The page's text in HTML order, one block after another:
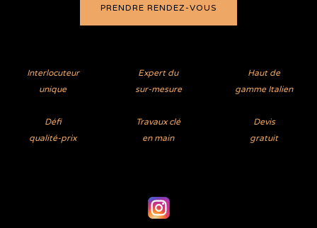
PRENDRE RENDEZ-VOUS
Interlocuteur
unique
Expert du
sur-mesure
Haut de
gamme Italien
Défi
qualité-prix
Travaux clé
en main
Devis
gratuit
I